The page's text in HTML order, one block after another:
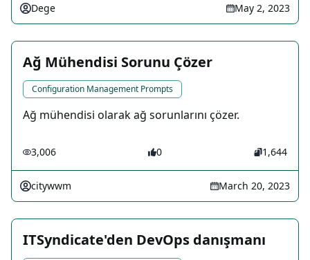
Dege May 2, 2023
Ağ Mühendisi Sorunu Çözer
Configuration Management Prompts
Ağ mühendisi olarak ağ sorunlarını çözer.
3,006 0 1,644
citywwm March 20, 2023
ITSyndicate'den DevOps danışmanı